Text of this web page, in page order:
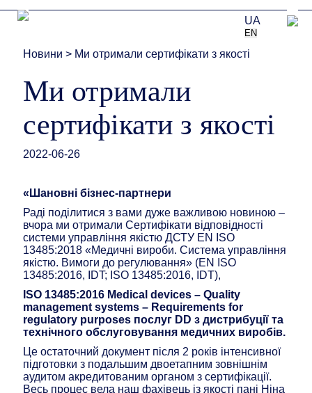
UA
EN
Новини > Ми отримали сертифікати з якості
Ми отримали
сертифікати з якості
2022-06-26
«Шановні бізнес-партнери
Раді поділитися з вами дуже важливою новиною –
вчора ми отримали Сертифікати відповідності
системи управління якістю ДСТУ EN ISO
13485:2018 «Медичні вироби. Система управління
якістю. Вимоги до регулювання» (EN ISO
13485:2016, ІDT; ISO 13485:2016, ІDT),
ISO 13485:2016 Medical devices – Quality
management systems – Requirements for
regulatory purposesпослуг DD з дистрибуції та
технічного обслуговування медичних виробів.
Це остаточний документ після 2 років інтенсивної
підготовки з подальшим двоетапним зовнішнім
аудитом акредитованим органом з сертифікації.
Весь процес вела наш фахівець із якості пані Ніна